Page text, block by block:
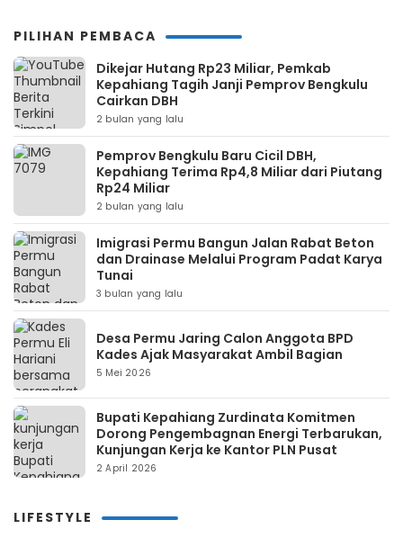
PILIHAN PEMBACA
Dikejar Hutang Rp23 Miliar, Pemkab
Kepahiang Tagih Janji Pemprov Bengkulu
Cairkan DBH
2 bulan yang lalu
Pemprov Bengkulu Baru Cicil DBH,
Kepahiang Terima Rp4,8 Miliar dari Piutang
Rp24 Miliar
2 bulan yang lalu
Imigrasi Permu Bangun Jalan Rabat Beton
dan Drainase Melalui Program Padat Karya
Tunai
3 bulan yang lalu
Desa Permu Jaring Calon Anggota BPD
Kades Ajak Masyarakat Ambil Bagian
5 Mei 2026
Bupati Kepahiang Zurdinata Komitmen
Dorong Pengembagnan Energi Terbarukan,
Kunjungan Kerja ke Kantor PLN Pusat
2 April 2026
LIFESTYLE